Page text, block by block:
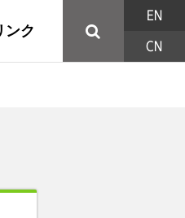
主な取り組み
資料
西北ブロック
X/Twitter
ンク
EN
CN